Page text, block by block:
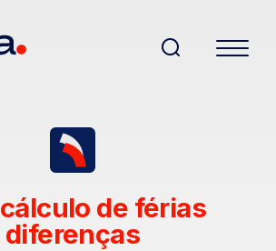
cálculo de férias
diferenças